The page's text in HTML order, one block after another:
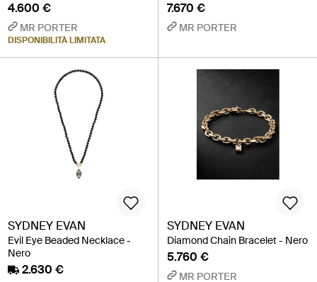
4.600 €
MR PORTER
DISPONIBILITÀ LIMITATA
7.670 €
MR PORTER
SYDNEY EVAN
Evil Eye Beaded Necklace -
Nero
2.630 €
SYDNEY EVAN
Diamond Chain Bracelet - Nero
5.760 €
MR PORTER